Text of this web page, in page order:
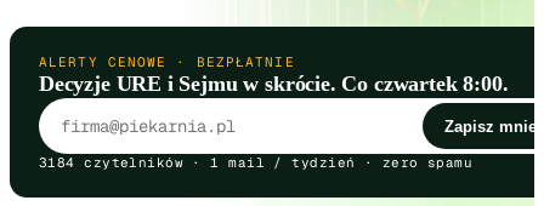
ALERTY CENOWE · BEZPŁATNIE
Decyzje URE i Sejmu w skrócie. Co czwartek 8:00.
Adres email
Zapisz mnie
3184 czytelników · 1 mail / tydzień · zero spamu